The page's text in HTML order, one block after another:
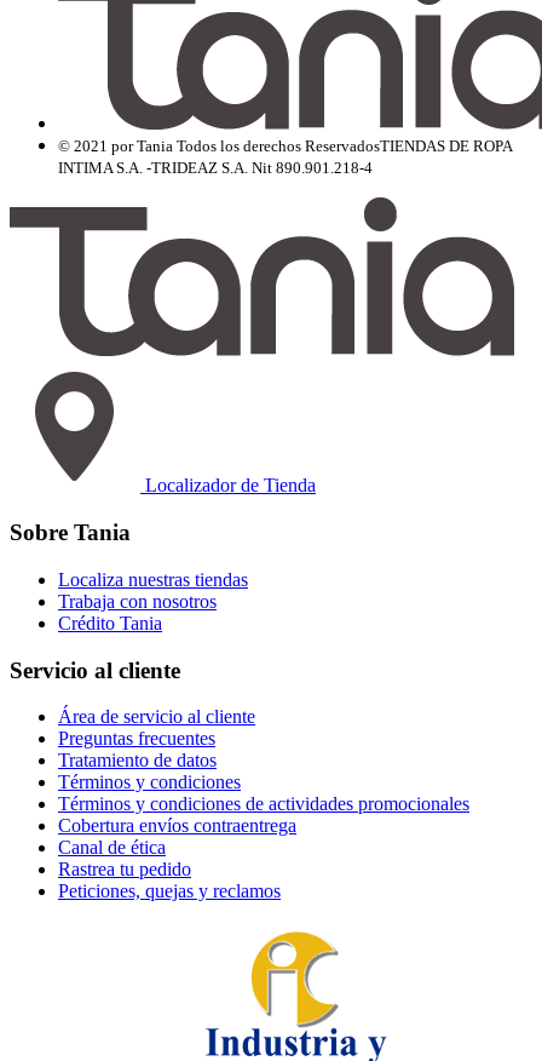
© 2021 por Tania Todos los derechos ReservadosTIENDAS DE ROPA
INTIMA S.A. -TRIDEAZ S.A. Nit 890.901.218-4
Localizador de Tienda
Sobre Tania
Localiza nuestras tiendas
Trabaja con nosotros
Crédito Tania
Servicio al cliente
Área de servicio al cliente
Preguntas frecuentes
Tratamiento de datos
Términos y condiciones
Términos y condiciones de actividades promocionales
Cobertura envíos contraentrega
Canal de ética
Rastrea tu pedido
Peticiones, quejas y reclamos